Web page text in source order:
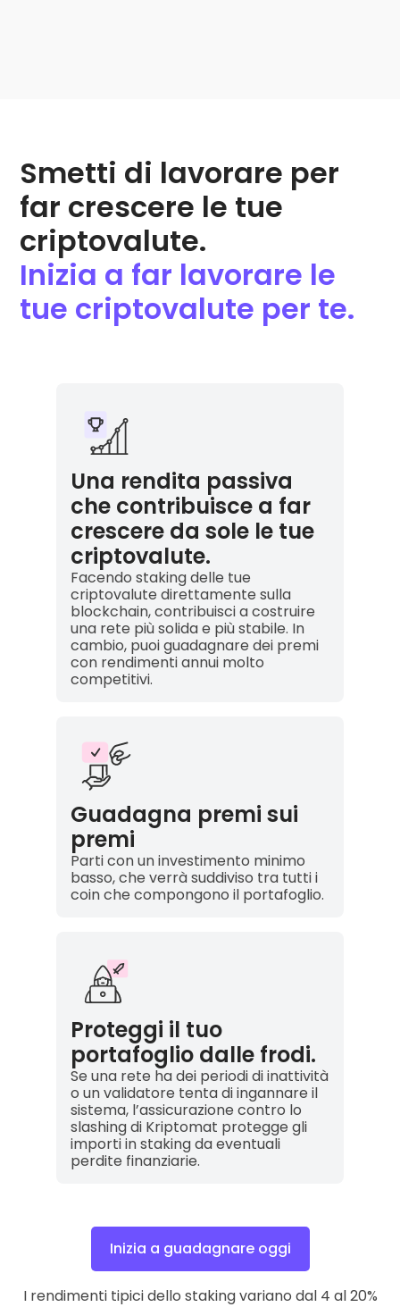
Smetti di lavorare per
far crescere le tue
criptovalute.
Inizia a far lavorare le
tue criptovalute per te.
Una rendita passiva
che contribuisce a far
crescere da sole le tue
criptovalute.
Facendo staking delle tue
criptovalute direttamente sulla
blockchain, contribuisci a costruire
una rete più solida e più stabile. In
cambio, puoi guadagnare dei premi
con rendimenti annui molto
competitivi.
Guadagna premi sui
premi
Parti con un investimento minimo
basso, che verrà suddiviso tra tutti i
coin che compongono il portafoglio.
Proteggi il tuo
portafoglio dalle frodi.
Se una rete ha dei periodi di inattività
o un validatore tenta di ingannare il
sistema, l’assicurazione contro lo
slashing di Kriptomat protegge gli
importi in staking da eventuali
perdite finanziarie.
Inizia a guadagnare oggi
I rendimenti tipici dello staking variano dal 4 al 20%